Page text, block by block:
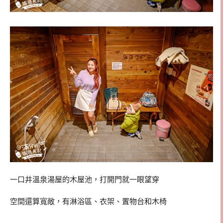
一口井溫泉湯屋的木屋池，打開門就一眼望穿
空間還算寬敞，有淋浴區、衣架、置物台和木椅